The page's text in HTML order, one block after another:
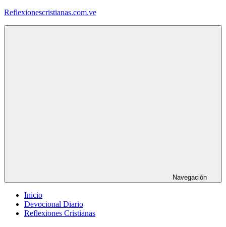
Saltar
Reflexionescristianas.com.ve
Navegación
Inicio
Devocional Diario
Reflexiones Cristianas